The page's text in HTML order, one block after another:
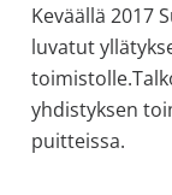
Keväällä 2017
luvatut
yhdistyksen
puitteissa.